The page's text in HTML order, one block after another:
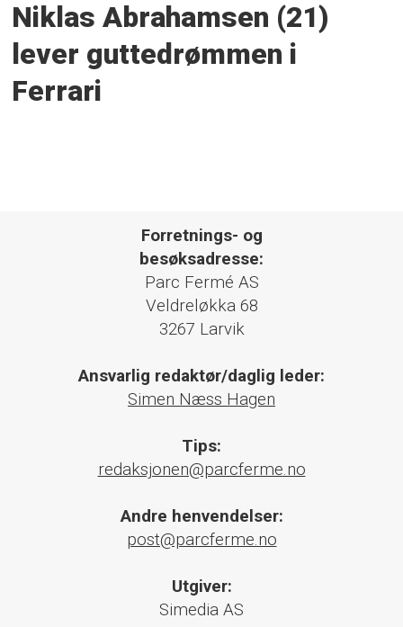
Niklas Abrahamsen (21)
lever guttedrømmen i
Ferrari
Forretnings- og
besøksadresse:
Parc Fermé AS
Veldreløkka 68
3267 Larvik
Ansvarlig redaktør/daglig leder:
Simen Næss Hagen
Tips:
redaksjonen@parcferme.no
Andre henvendelser:
post@parcferme.no
Utgiver:
Simedia AS